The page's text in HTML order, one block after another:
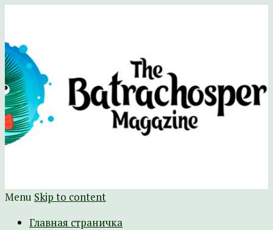
The Batrachospermum Magazine
Батрахоспермум (официальный сайт)
Menu Skip to content
Главная страничка